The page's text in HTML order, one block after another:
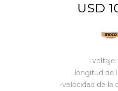
USD
-
-longitud de
-velocidad de la
Juguetes y artículos para